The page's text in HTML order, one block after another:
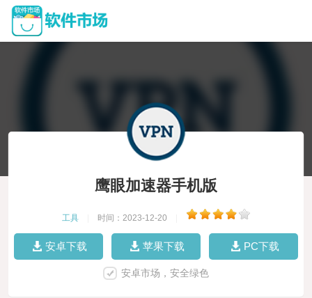
鹰眼加速器手机版
工具 时间：2023-12-20
安卓下载 苹果下载 PC下载
安卓市场，安全绿色